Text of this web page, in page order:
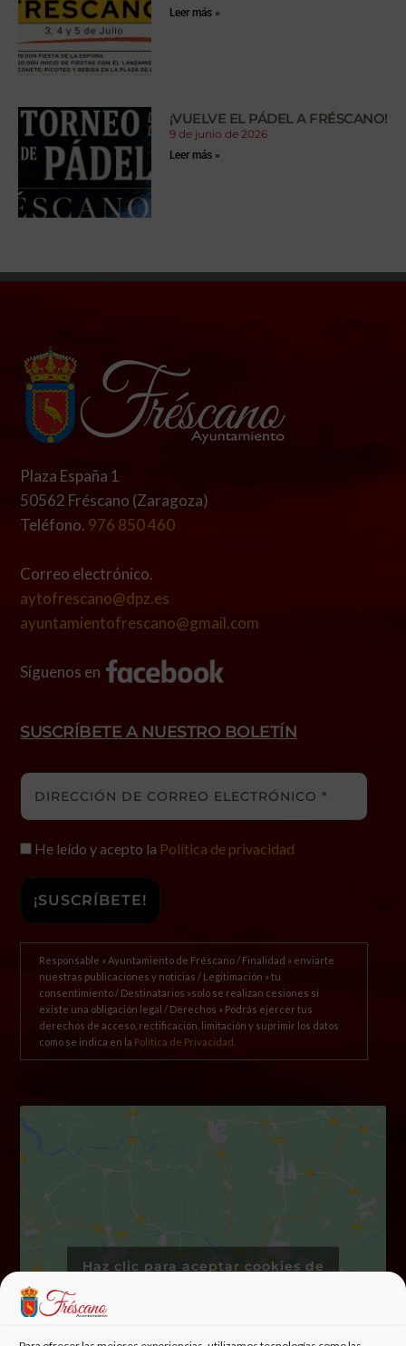
Leer más »
¡VUELVE EL PÁDEL A FRÉSCANO!
9 de junio de 2026
Leer más »
Plaza España 1
50562 Fréscano (Zaragoza)
Teléfono. 976 850 460
Correo electrónico.
aytofrescano@dpz.es
ayuntamientofrescano@gmail.com
Síguenos en
SUSCRÍBETE A NUESTRO BOLETÍN
He leído y acepto la Política de privacidad
Responsable » Ayuntamiento de Fréscano / Finalidad » enviarte
nuestras publicaciones y noticias / Legitimación » tu
consentimiento / Destinatarios »solo se realizan cesiones si
existe una obligación legal / Derechos » Podrás ejercer tus
derechos de acceso, rectificación, limitación y suprimir los datos
como se indica en la Política de Privacidad.
Haz clic para aceptar cookies de